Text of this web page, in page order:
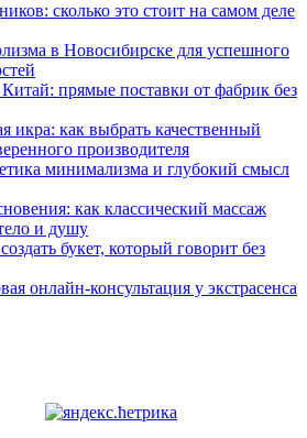
сколько это стоит на самом деле
в Новосибирске для успешного
прямые поставки от фабрик без
икра: как выбрать качественный
производителя
минимализма и глубокий смысл
как классический массаж
и душу
букет, который говорит без
онлайн-консультация у экстрасенса